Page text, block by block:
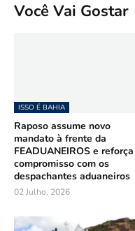
Você Vai Gostar
ISSO É BAHIA
Raposo assume novo
mandato à frente da
FEADUANEIROS e reforça
compromisso com os
despachantes aduaneiros
02 Julho, 2026